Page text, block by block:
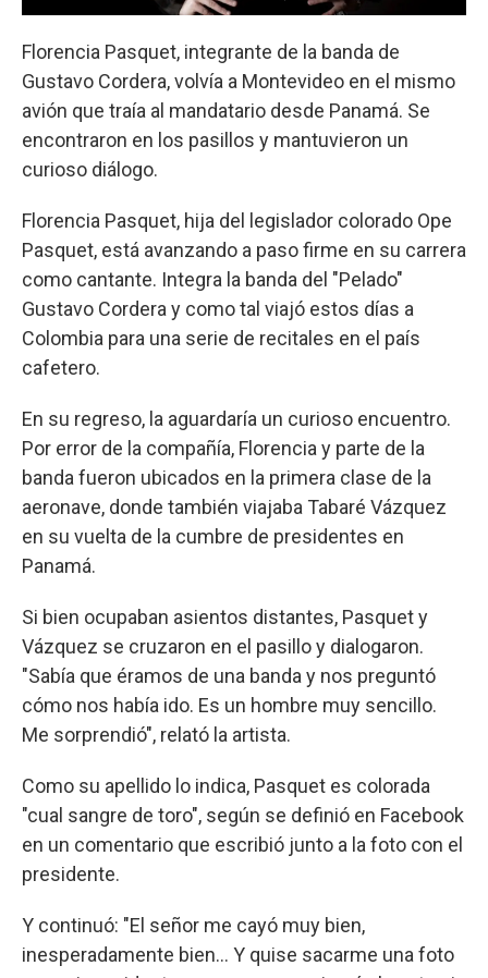
Florencia Pasquet, integrante de la banda de
Gustavo Cordera, volvía a Montevideo en el mismo
avión que traía al mandatario desde Panamá. Se
encontraron en los pasillos y mantuvieron un
curioso diálogo.
Florencia Pasquet, hija del legislador colorado Ope
Pasquet, está avanzando a paso firme en su carrera
como cantante. Integra la banda del "Pelado"
Gustavo Cordera y como tal viajó estos días a
Colombia para una serie de recitales en el país
cafetero.
En su regreso, la aguardaría un curioso encuentro.
Por error de la compañía, Florencia y parte de la
banda fueron ubicados en la primera clase de la
aeronave, donde también viajaba Tabaré Vázquez
en su vuelta de la cumbre de presidentes en
Panamá.
Si bien ocupaban asientos distantes, Pasquet y
Vázquez se cruzaron en el pasillo y dialogaron.
"Sabía que éramos de una banda y nos preguntó
cómo nos había ido. Es un hombre muy sencillo.
Me sorprendió", relató la artista.
Como su apellido lo indica, Pasquet es colorada
"cual sangre de toro", según se definió en Facebook
en un comentario que escribió junto a la foto con el
presidente.
Y continuó: "El señor me cayó muy bien,
inesperadamente bien... Y quise sacarme una foto